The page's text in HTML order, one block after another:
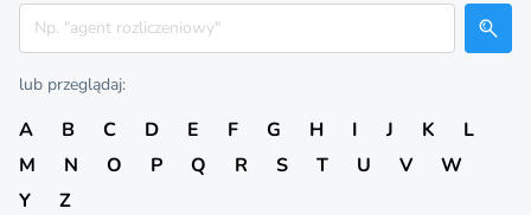
Szukaj
lub przeglądaj:
A B C D E F G H I J K
L
M
N O P Q R S T U V
W
Y
Z